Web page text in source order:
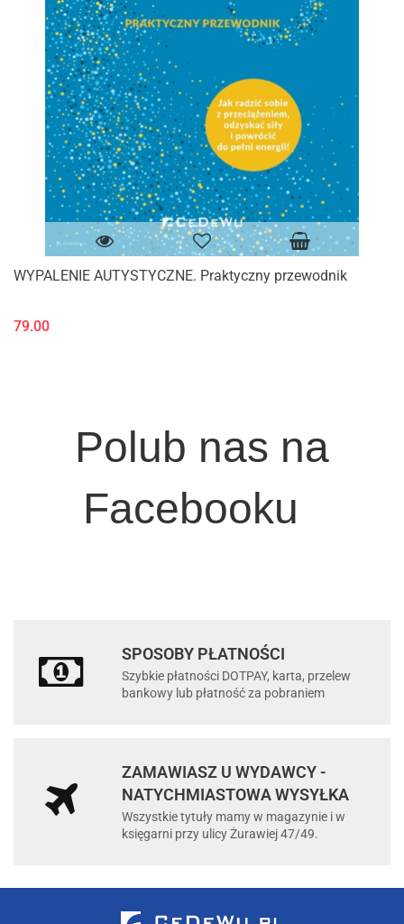
WYPALENIE AUTYSTYCZNE. Praktyczny przewodnik
79.00
Polub nas na
Facebooku
SPOSOBY PŁATNOŚCI
Szybkie płatności DOTPAY, karta, przelew
bankowy lub płatność za pobraniem
ZAMAWIASZ U WYDAWCY -
NATYCHMIASTOWA WYSYŁKA
Wszystkie tytuły mamy w magazynie i w
księgarni przy ulicy Żurawiej 47/49.